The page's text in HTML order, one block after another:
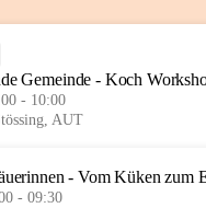
Gemeinde - Koch
- 10:00
AUT
- Vom Küken zum
- 09:30